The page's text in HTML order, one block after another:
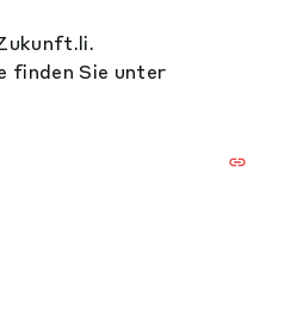
finden Sie unter